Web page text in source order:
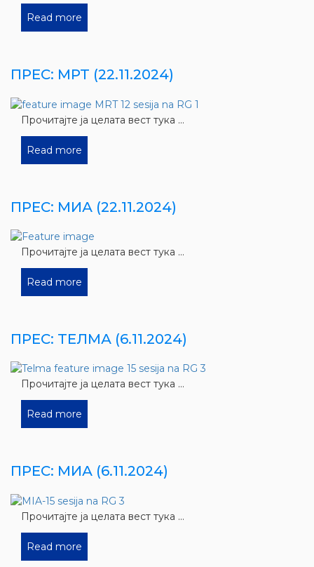
Read more
ПРЕС: МРТ (22.11.2024)
Прочитајте ја целата вест тука ...
Read more
ПРЕС: МИА (22.11.2024)
Прочитајте ја целата вест тука ...
Read more
ПРЕС: ТЕЛМА (6.11.2024)
Прочитајте ја целата вест тука ...
Read more
ПРЕС: МИА (6.11.2024)
Прочитајте ја целата вест тука ...
Read more